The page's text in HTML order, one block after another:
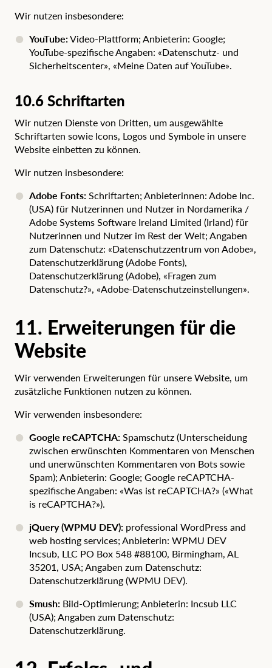
Wir nutzen insbesondere:
YouTube:Video-Plattform; Anbieterin: Google;
YouTube-spezifische Angaben: «Datenschutz- und
Sicherheitscenter», «Meine Daten auf YouTube».
10.6 Schriftarten
Wir nutzen Dienste von Dritten, um ausgewählte
Schriftarten sowie Icons, Logos und Symbole in unsere
Website einbetten zu können.
Wir nutzen insbesondere:
Adobe Fonts:Schriftarten; Anbieterinnen: Adobe Inc.
(USA) für Nutzerinnen und Nutzer in Nordamerika /
Adobe Systems Software Ireland Limited (Irland) für
Nutzerinnen und Nutzer im Rest der Welt; Angaben
zum Datenschutz: «Datenschutzzentrum von Adobe»,
Datenschutzerklärung (Adobe Fonts),
Datenschutzerklärung (Adobe), «Fragen zum
Datenschutz?», «Adobe-Datenschutzeinstellungen».
11. Erweiterungen für die
Website
Wir verwenden Erweiterungen für unsere Website, um
zusätzliche Funktionen nutzen zu können.
Wir verwenden insbesondere:
Google reCAPTCHA:Spamschutz (Unterscheidung
zwischen erwünschten Kommentaren von Menschen
und unerwünschten Kommentaren von Bots sowie
Spam); Anbieterin: Google; Google reCAPTCHA-
spezifische Angaben: «Was ist reCAPTCHA?» («What
is reCAPTCHA?»).
jQuery (WPMU DEV): professional WordPress and
web hosting services; Anbieterin: WPMU DEV
Incsub, LLC PO Box 548 #88100, Birmingham, AL
35201, USA; Angaben zum Datenschutz:
Datenschutzerklärung (WPMU DEV).
Smush: Bild-Optimierung; Anbieterin: Incsub LLC
(USA); Angaben zum Datenschutz:
Datenschutzerklärung.